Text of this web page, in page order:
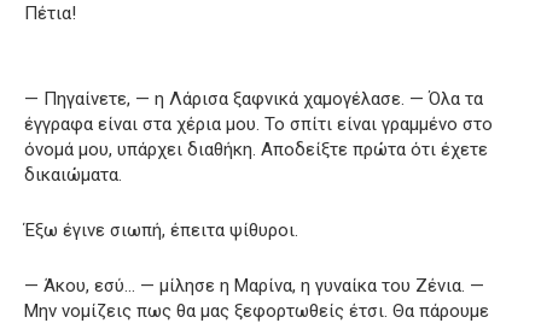
Πέτια!
— Πηγαίνετε, — η Λάρισα ξαφνικά χαμογέλασε. — Όλα τα
έγγραφα είναι στα χέρια μου. Το σπίτι είναι γραμμένο στο
όνομά μου, υπάρχει διαθήκη. Αποδείξτε πρώτα ότι έχετε
δικαιώματα.
Έξω έγινε σιωπή, έπειτα ψίθυροι.
— Άκου, εσύ… — μίλησε η Μαρίνα, η γυναίκα του Ζένια. —
Μην νομίζεις πως θα μας ξεφορτωθείς έτσι. Θα πάρουμε